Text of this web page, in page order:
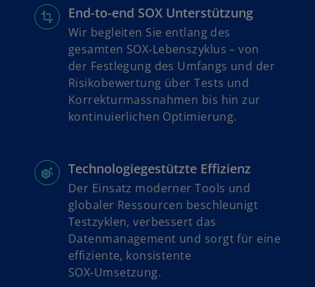
e
tr
t
e
g
e
ö
f
e
t
End-to-end SOX Unterstützung
Wir begleiten Sie entlang des
gesamten SOX‑Lebenszyklus – von
der Festlegung des Umfangs und der
Risikobewertung über Tests und
Korrekturmassnahmen bis hin zur
kontinuierlichen Optimierung.
Technologiegestützte Effizienz
Der Einsatz moderner Tools und
globaler Ressourcen beschleunigt
Testzyklen, verbessert das
Datenmanagement und sorgt für eine
effiziente, konsistente
SOX‑Umsetzung.